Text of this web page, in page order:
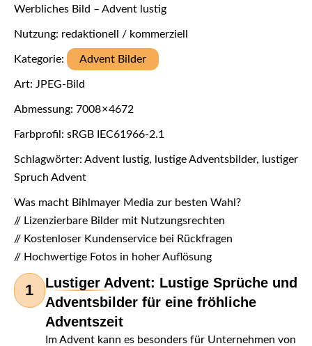
Werbliches Bild – Advent lustig
Nutzung: redaktionell / kommerziell
Kategorie: Advent Bilder
Art: JPEG-Bild
Abmessung: 7008 × 4672
Farbprofil: sRGB IEC61966-2.1
Schlagwörter: Advent lustig, lustige Adventsbilder, lustiger
Spruch Advent
Was macht Bihlmayer Media zur besten Wahl?
// Lizenzierbare Bilder mit Nutzungsrechten
// Kostenloser Kundenservice bei Rückfragen
// Hochwertige Fotos in hoher Auflösung
1
Lustiger Advent: Lustige Sprüche und
Adventsbilder für eine fröhliche
Adventszeit
Im Advent kann es besonders für Unternehmen von